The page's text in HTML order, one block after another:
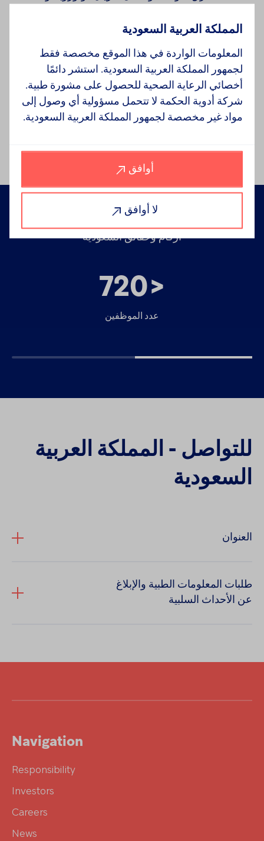
الأدوية الجنيسة والأدوية ذات العلامة التجارية المسجلة،
والمحاقين، والأدوية المتخصصة.
لدينا تركيز قوي على الاستدامة ويتمحور في أربعة مجالات
يمكننا من خلالها إحداث تأثير إيجابي: نعزز الصحة والعافية؛
نمكن أناسنا؛ نحمي بيئتنا؛ نبني الثقة بتحقيق الجودة في
كل ما نؤديه.
أرقام وحقائق السعودية
<
720
عدد الموظفين
للتواصل - المملكة العربية
السعودية
العنوان
طلبات المعلومات الطبية والإبلاغ
عن الأحداث السلبية
SAPV@hikma.com
Navigation
Responsibility
Investors
Careers
News
المملكة العربية السعودية
المعلومات الواردة في هذا الموقع مخصصة فقط
لجمهور المملكة العربية السعودية. استشر دائمًا
أخصائي الرعاية الصحية للحصول على مشورة طبية.
شركة أدوية الحكمة لا تتحمل مسؤولية أي وصول إلى
مواد غير مخصصة لجمهور المملكة العربية السعودية.
أوافق
لا أوافق